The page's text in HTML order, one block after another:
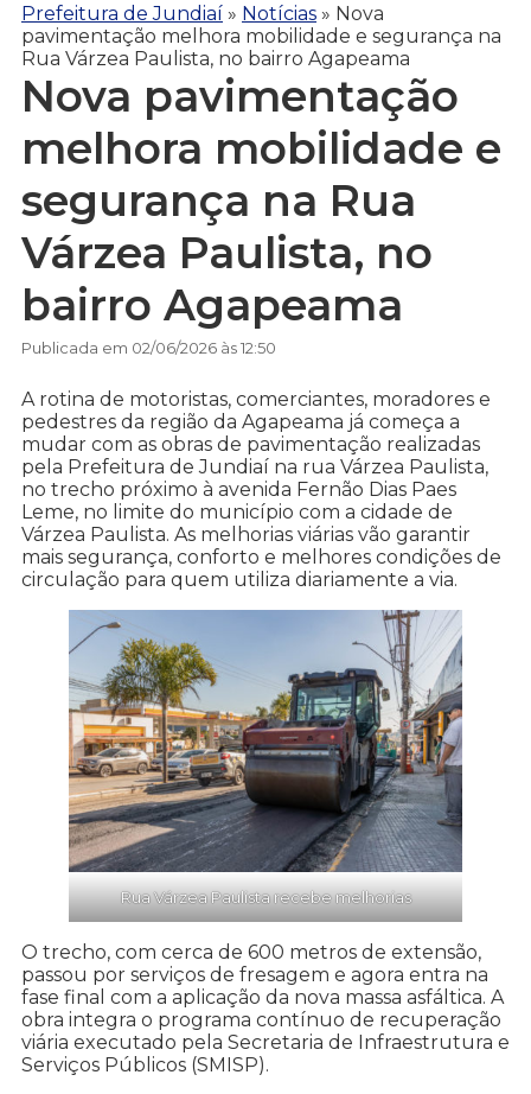
Prefeitura de Jundiaí » Notícias » Nova
pavimentação melhora mobilidade e segurança na
Rua Várzea Paulista, no bairro Agapeama
Nova pavimentação
melhora mobilidade e
segurança na Rua
Várzea Paulista, no
bairro Agapeama
Publicada em 02/06/2026 às 12:50
A rotina de motoristas, comerciantes, moradores e
pedestres da região da Agapeama já começa a
mudar com as obras de pavimentação realizadas
pela Prefeitura de Jundiaí na rua Várzea Paulista,
no trecho próximo à avenida Fernão Dias Paes
Leme, no limite do município com a cidade de
Várzea Paulista. As melhorias viárias vão garantir
mais segurança, conforto e melhores condições de
circulação para quem utiliza diariamente a via.
Rua Várzea Paulista recebe melhorias
O trecho, com cerca de 600 metros de extensão,
passou por serviços de fresagem e agora entra na
fase final com a aplicação da nova massa asfáltica. A
obra integra o programa contínuo de recuperação
viária executado pela Secretaria de Infraestrutura e
Serviços Públicos (SMISP).